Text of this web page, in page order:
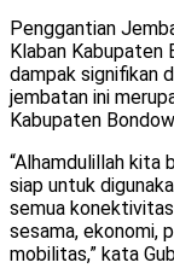
Penggantian
Klaban
dampak signifikan
jembatan ini
Kabupaten
“Alhamdulillah kita
siap untuk
semua
sesama, ekonomi,
mobilitas,” kata